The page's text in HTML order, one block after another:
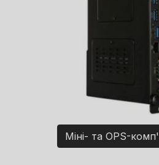
Міні- та OPS-